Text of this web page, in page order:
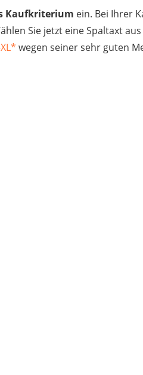
Kaufkriterium ein. Bei Ihrer
Sie jetzt eine Spaltaxt
* wegen seiner sehr guten